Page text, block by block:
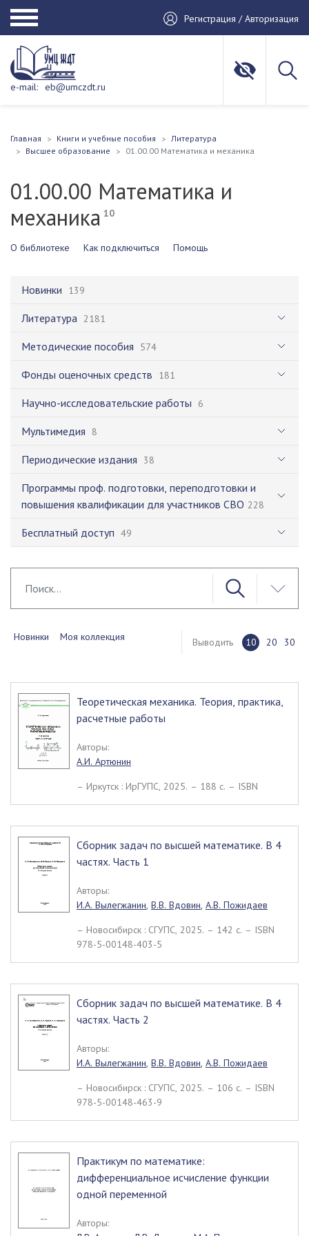
Регистрация / Авторизация
e-mail: eb@umczdt.ru
Главная Книги и учебные пособия
Литература
Высшее образование
01.00.00 Математика и механика
01.00.00 Математика и
механика10
О библиотеке Как подключиться Помощь
Новинки 139
Литература 2181
Методические пособия 574
Фонды оценочных средств 181
Научно-исследовательские работы 6
Мультимедия 8
Периодические издания 38
Программы проф. подготовки, переподготовки и
повышения квалификации для участников СВО 228
Бесплатный доступ 49
Новинки Моя коллекция Выводить 10 20 30
Теоретическая механика. Теория, практика,
расчетные работы
Авторы:
А.И. Артюнин
– Иркутск : ИрГУПС, 2025. – 188 c. – ISBN
Сборник задач по высшей математике. В 4
частях. Часть 1
Авторы:
И.А. Вылегжанин, В.В. Вдовин, А.В. Пожидаев
– Новосибирск : СГУПС, 2025. – 142 c. – ISBN
978-5-00148-403-5
Сборник задач по высшей математике. В 4
частях. Часть 2
Авторы:
И.А. Вылегжанин, В.В. Вдовин, А.В. Пожидаев
– Новосибирск : СГУПС, 2025. – 106 c. – ISBN
978-5-00148-463-9
Практикум по математике:
дифференциальное исчисление функции
одной переменной
Авторы: